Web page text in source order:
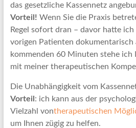
das gesetzliche Kassennetz
Vorteil! Wenn Sie die Praxis
Regel sofort dran – davor hatte
vorigen Patienten dokumentarisch
kommenden 60 Minuten stehe ich
mit meiner therapeutischen
Die Unabhängigkeit vom
Vorteil : ich kann aus der
Vielzahl vontherapeutischen
um Ihnen zügig zu helfen.